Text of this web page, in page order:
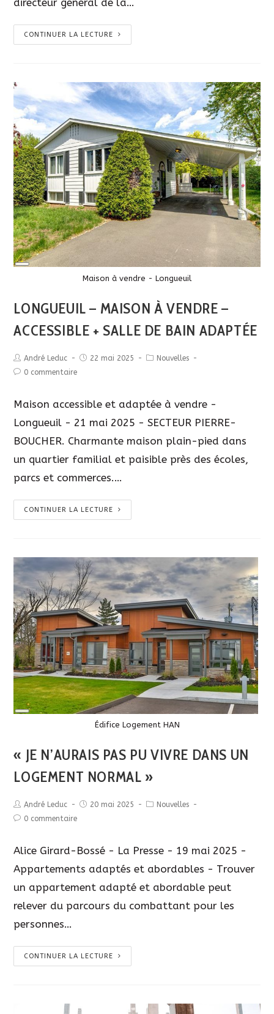
CONTINUER LA LECTURE
Long
Maison à vendre - Longueuil
LONGUEUIL – MAISON À VENDRE –
ACCESSIBLE + SALLE DE BAIN ADAPTÉE
André Leduc 22 mai 2025
Nouvelles
0 commentaire
Maison accessible et adaptée à vendre -
Longueuil - 21 mai 2025 - SECTEUR PIERRE-
BOUCHER. Charmante maison plain-pied dans
un quartier familial et paisible près des écoles,
parcs et commerces.…
CONTINUER LA LECTURE
Long
Édifice Logement HAN
« JE N’AURAIS PAS PU VIVRE DANS UN
LOGEMENT NORMAL »
André Leduc 20 mai 2025
Nouvelles
0 commentaire
Alice Girard-Bossé - La Presse - 19 mai 2025 -
Appartements adaptés et abordables - Trouver
un appartement adapté et abordable peut
relever du parcours du combattant pour les
personnes…
CONTINUER LA LECTURE